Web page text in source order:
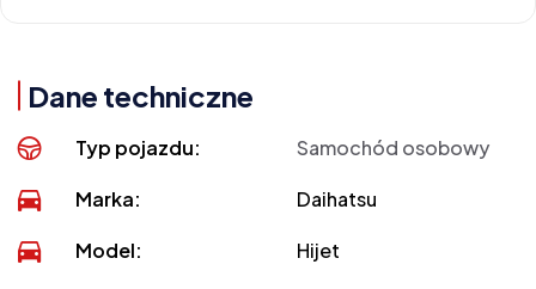
Dane techniczne
Typ pojazdu: Samochód osobowy
Marka: Daihatsu
Model: Hijet